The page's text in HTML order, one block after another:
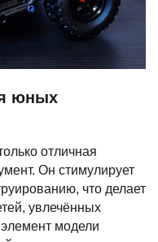
юных
отличная
Он стимулирует
что делает
увлечённых
модели